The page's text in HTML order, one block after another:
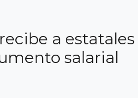
a estatales
salarial